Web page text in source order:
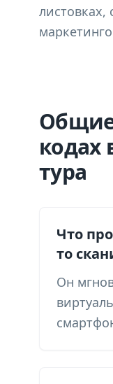
листовках,
Общие
кодах
тура
Что
то
Он